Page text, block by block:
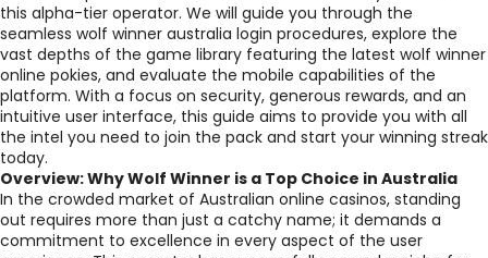
this alpha-tier operator. We will guide you through the
seamless wolf winner australia login procedures, explore the
vast depths of the game library featuring the latest wolf winner
online pokies, and evaluate the mobile capabilities of the
platform. With a focus on security, generous rewards, and an
intuitive user interface, this guide aims to provide you with all
the intel you need to join the pack and start your winning streak
today.
Overview: Why Wolf Winner is a Top Choice in Australia
In the crowded market of Australian online casinos, standing
out requires more than just a catchy name; it demands a
commitment to excellence in every aspect of the user